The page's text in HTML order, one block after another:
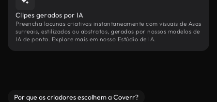
Clipes gerados por IA
Preencha lacunas criativas instantaneamente com visuais de Asas
surreais, estilizados ou abstratos, gerados por nossos modelos de
IA de ponta. Explore mais em nosso Estúdio de IA.
Por que os criadores escolhem a Coverr?